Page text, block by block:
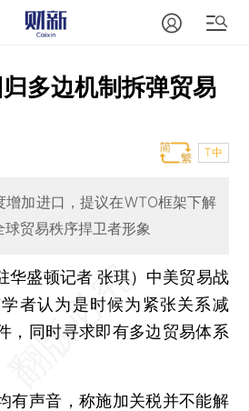
多边机制拆弹贸易
T中
增加进口，提议在WTO框架下解
贸易秩序捍卫者形象
华盛顿记者 张琪） 中美贸易战
者认为是时候为紧张关系减
，同时寻求即有多边贸易体系
声音，称施加关税并不能解